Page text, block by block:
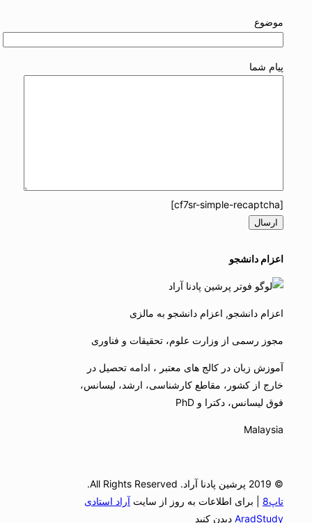
موضوع
پیام شما
[cf7sr-simple-recaptcha]
اعزام دانشجو
اعزام دانشجو, اعزام دانشجو به مالزی
مجوز رسمی از وزارت علوم، تحقیقات و فناوری
آموزش زبان در کالج های معتبر ، ادامه تحصیل در
خارج از کشور، مقاطع کارشناسی، ارشد، لیسانس،
فوق لیسانس، دکترا و PhD
Malaysia
© 2019 پرشین پادنا آراد. All Rights Reserved.
تاپ8
| برای اطلاعات به روز از سایت آراد استادی
AradStudy دیدن کنید